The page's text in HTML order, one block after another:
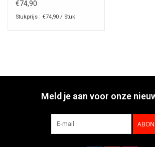
€74,90
Stukprijs : €74,90 / Stuk
Meld je aan voor onze